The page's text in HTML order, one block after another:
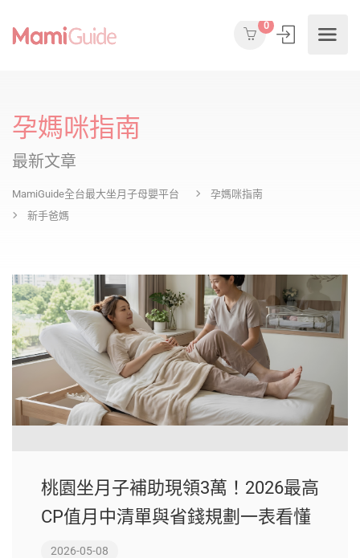
0
孕媽咪指南
最新文章
MamiGuide全台最大坐月子母嬰平台
孕媽咪指南
新手爸媽
桃園坐月子補助現領3萬！2026最高
CP值月中清單與省錢規劃一表看懂
2026-05-08